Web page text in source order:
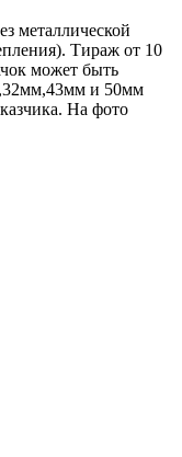
металлической
Тираж от 10
может быть
и 50мм
На фото